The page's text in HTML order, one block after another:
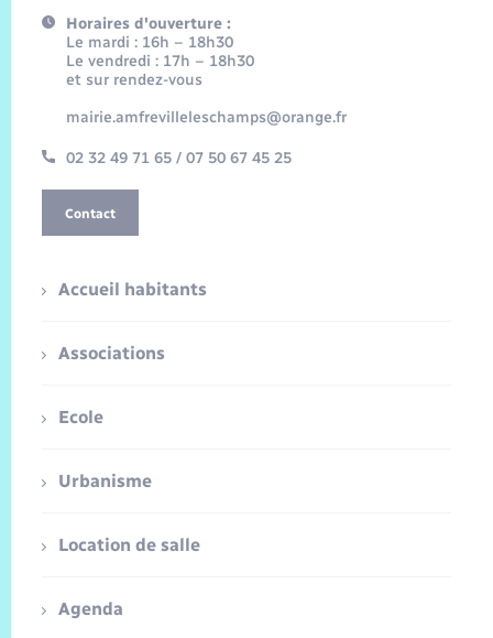
Horaires d'ouverture :
Le mardi : 16h – 18h30
Le vendredi : 17h – 18h30
et sur rendez-vous
mairie.amfrevilleleschamps@orange.fr
02 32 49 71 65 / 07 50 67 45 25
Contact
Accueil habitants
Associations
Ecole
Urbanisme
Location de salle
Agenda